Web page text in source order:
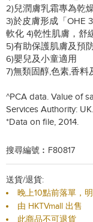
2)兒潤膚乳霜專為乾
3)於皮膚形成「OHE
軟化 4)乾性肌膚，舒
5)有助保護肌膚及預
6)嬰兒及小童適用
7)無類固醇,色素,香料
^PCA data. Value of
Services Authority: UK.
*Data on file, 2014.
搜尋編號︰F80817
送貨/退貨:
晚上10點前落單，
由 HKTVmall 出售
此商品不可退貨